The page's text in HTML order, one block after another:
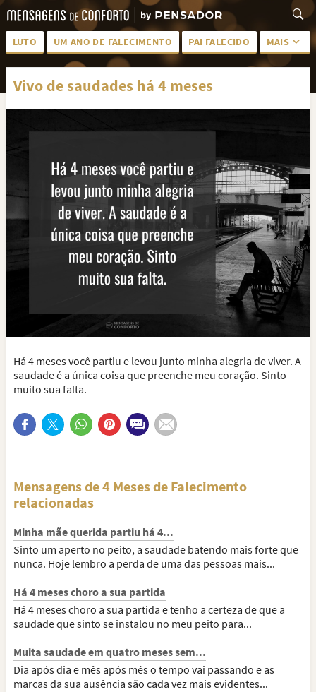
LUTO UM ANO DE FALECIMENTO PAI FALECIDO MAIS
LUTO PARA AMIGA PALAVRAS
FRASES DE LUTO PARA AMIGO FIM DE NAMORO
TODAS AS CATEGORIAS
Vivo de saudades há 4 meses
Há 4 meses você partiu e levou junto minha alegria de viver. A
saudade é a única coisa que preenche meu coração. Sinto
muito sua falta.
Mensagens de 4 Meses de Falecimento
relacionadas
Minha mãe querida partiu há 4...
Sinto um aperto no peito, a saudade batendo mais forte que
nunca. Hoje lembro a perda de uma das pessoas mais...
Há 4 meses choro a sua partida
Há 4 meses choro a sua partida e tenho a certeza de que a
saudade que sinto se instalou no meu peito para...
Muita saudade em quatro meses sem...
Dia após dia e mês após mês o tempo vai passando e as
marcas da sua ausência são cada vez mais evidentes...